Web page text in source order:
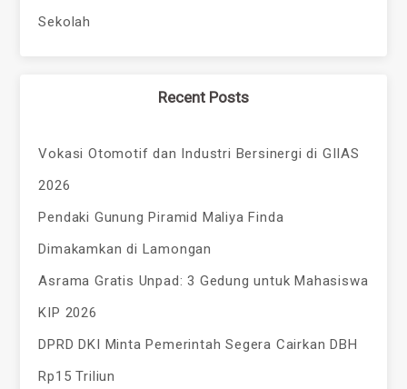
Sekolah
Recent Posts
Vokasi Otomotif dan Industri Bersinergi di GIIAS
2026
Pendaki Gunung Piramid Maliya Finda
Dimakamkan di Lamongan
Asrama Gratis Unpad: 3 Gedung untuk Mahasiswa
KIP 2026
DPRD DKI Minta Pemerintah Segera Cairkan DBH
Rp15 Triliun